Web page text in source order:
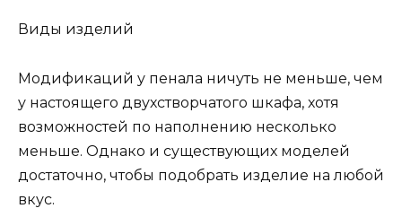
Виды изделий
Модификаций у пенала ничуть не меньше, чем
у настоящего двухстворчатого шкафа, хотя
возможностей по наполнению несколько
меньше. Однако и существующих моделей
достаточно, чтобы подобрать изделие на любой
вкус.